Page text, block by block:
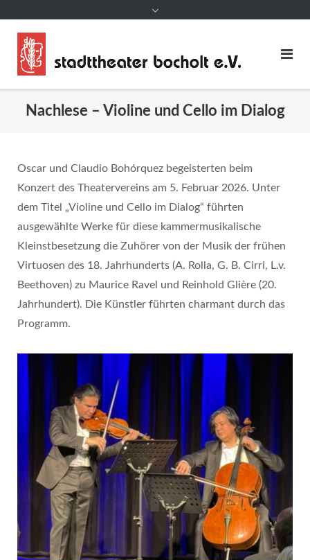
Nachlese – Violine und Cello im Dialog
Oscar und Claudio Bohórquez begeisterten beim
Konzert des Theatervereins am 5. Februar 2026. Unter
dem Titel „Violine und Cello im Dialog“ führten
ausgewählte Werke für diese kammermusikalische
Kleinstbesetzung die Zuhörer von der Musik der frühen
Virtuosen des 18. Jahrhunderts (A. Rolla, G. B. Cirri, L.v.
Beethoven) zu Maurice Ravel und Reinhold Glière (20.
Jahrhundert). Die Künstler führten charmant durch das
Programm.